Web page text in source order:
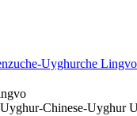
Uyghurche
Chinese-Uyghur